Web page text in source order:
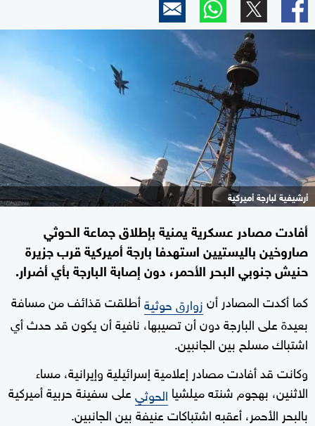
أرشيفية لبارجة أميركية
أفادت مصادر عسكرية يمنية بإطلاق جماعة الحوثي
صاروخين باليستيين استهدفا بارجة أميركية قرب جزيرة
حنيش جنوبي البحر الأحمر، دون إصابة البارجة بأي أضرار.
كما أكدت المصادر أنزوارق حوثيةأطلقت قذائف من مسافة
بعيدة على البارجة دون أن تصيبها، نافية أن يكون قد حدث أي
اشتباك مسلح بين الجانبين.
وكانت قد أفادت مصادر إعلامية إسرائيلية وإيرانية، مساء
الاثنين، بهجوم شنته ميلشيا الحوثيعلى سفينة حربية أميركية
بالبحر الأحمر، أعقبه اشتباكات عنيفة بين الجانبين.